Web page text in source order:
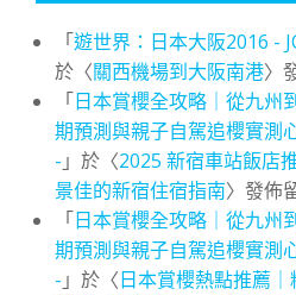
「遊世界：日本大阪2016 -
於〈關西機場到大阪南港〉
「日本賞櫻全攻略｜從九州
期預測與親子自駕追櫻實測
- 」於〈2025 新宿車站飯店
景佳的新宿住宿指南〉發佈
「日本賞櫻全攻略｜從九州
期預測與親子自駕追櫻實測
- 」於〈日本賞櫻熱點推薦